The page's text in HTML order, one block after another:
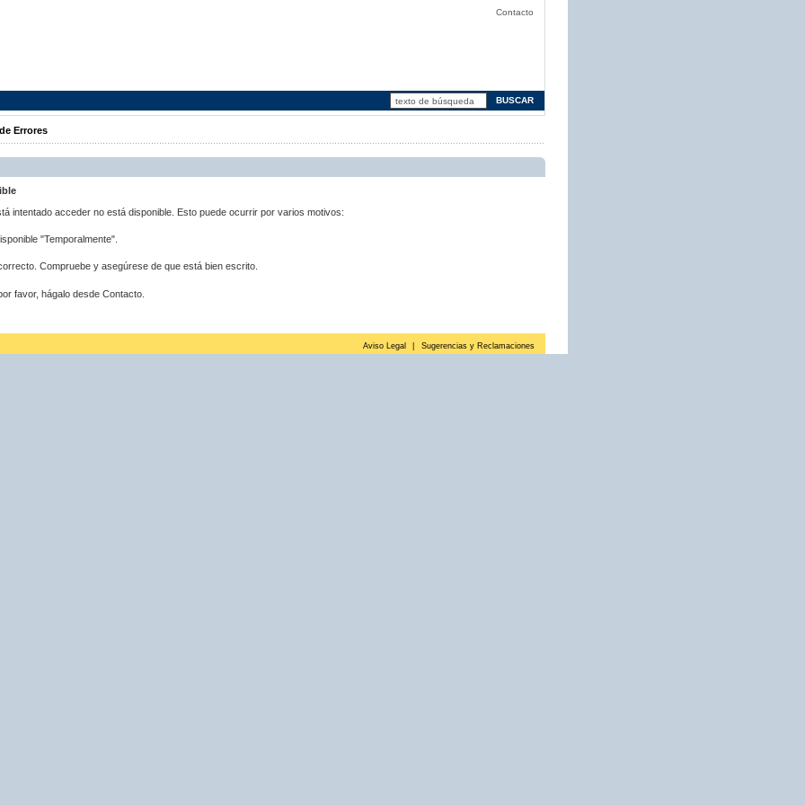
Contacto
Errores
intentado acceder no está disponible. Esto puede ocurrir por varios motivos:
"Temporalmente".
Compruebe y asegúrese de que está bien escrito.
favor, hágalo desde Contacto.
Aviso Legal Sugerencias y Reclamaciones